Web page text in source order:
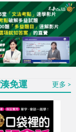
爭
免運 更多